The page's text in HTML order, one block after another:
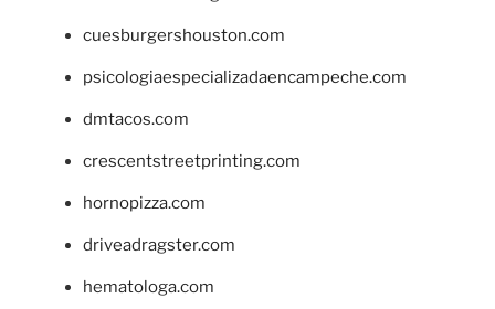
cuesburgershouston.com
psicologiaespecializadaencampeche.com
dmtacos.com
crescentstreetprinting.com
hornopizza.com
driveadragster.com
hematologa.com